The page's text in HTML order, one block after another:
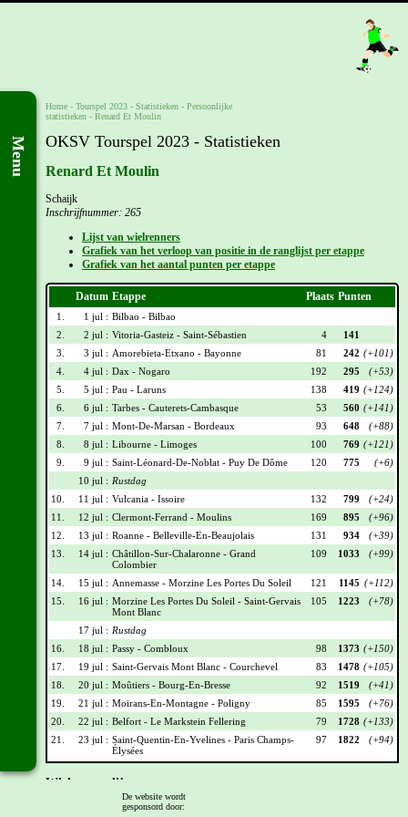
Menu
Home - Tourspel 2023 - Statistieken - Persoonlijke
statistieken - Renard Et Moulin
OKSV Tourspel 2023 - Statistieken
Renard Et Moulin
Schaijk
Inschrijfnummer: 265
Lijst van wielrenners
Grafiek van het verloop van positie in de ranglijst per etappe
Grafiek van het aantal punten per etappe
Datum Etappe Plaats Punten
1. 1 jul : Bilbao - Bilbao
2.
2 jul : Vitoria-Gasteiz - Saint-Sébastien 4
141
3.
3 jul : Amorebieta-Etxano - Bayonne 81 242 (+101)
4.
4 jul : Dax - Nogaro 192 295
(+53)
5.
5 jul : Pau - Laruns 138 419 (+124)
6.
6 jul : Tarbes - Cauterets-Cambasque 53 560 (+141)
7.
7 jul : Mont-De-Marsan - Bordeaux 93 648
(+88)
8.
8 jul : Libourne - Limoges 100 769 (+121)
9.
9 jul : Saint-Léonard-De-Noblat - Puy De Dôme 120 775
(+6)
10 jul : Rustdag
10.
11 jul : Vulcania - Issoire 132 799
(+24)
11.
12 jul : Clermont-Ferrand - Moulins 169 895
(+96)
12.
13 jul : Roanne - Belleville-En-Beaujolais 131 934
(+39)
13.
14 jul : Châtillon-Sur-Chalaronne - Grand
Colombier
109 1033 (+99)
14. 15 jul : Annemasse - Morzine Les Portes Du Soleil 121 1145 (+112)
15.
16 jul : Morzine Les Portes Du Soleil - Saint-Gervais
Mont Blanc
105 1223 (+78)
17 jul : Rustdag
16.
18 jul : Passy - Combloux 98 1373 (+150)
17.
19 jul : Saint-Gervais Mont Blanc - Courchevel 83 1478 (+105)
18.
20 jul : Moûtiers - Bourg-En-Bresse 92 1519
(+41)
19.
21 jul : Moirans-En-Montagne - Poligny 85 1595
(+76)
20.
22 jul : Belfort - Le Markstein Fellering 79 1728 (+133)
21.
23 jul : Saint-Quentin-En-Yvelines - Paris Champs-
Élysées
97 1822 (+94)
Wielrennerslijst
De website wordt
gesponsord door: